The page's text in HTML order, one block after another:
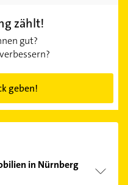
zählt!
gut?
geben!
in Nürnberg